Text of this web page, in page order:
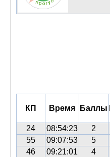
КП Время Баллы
24
08:54:23 2
55
09:07:53 5
46
09:21:01 4